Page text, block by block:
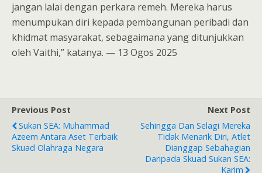
jangan lalai dengan perkara remeh. Mereka harus
menumpukan diri kepada pembangunan peribadi dan
khidmat masyarakat, sebagaimana yang ditunjukkan
oleh Vaithi,” katanya. — 13 Ogos 2025
Previous Post
Sukan SEA: Muhammad
Azeem Antara Aset Terbaik
Skuad Olahraga Negara
Next Post
Sehingga Dan Selagi Mereka
Tidak Menarik Diri, Atlet
Dianggap Sebahagian
Daripada Skuad Sukan SEA:
Karim